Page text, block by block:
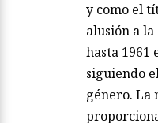
y como el
alusión a
hasta 1961
siguiendo
género. La